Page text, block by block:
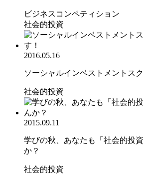
ビジネスコンペティション
社会的投資
2016.05.16
ソーシャルインベストメントス
社会的投資
2015.09.11
学びの秋、あなたも「社会的投
か？
社会的投資